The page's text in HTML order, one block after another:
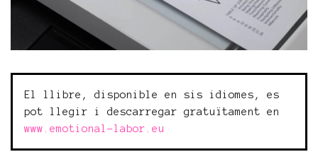
El llibre, disponible en sis idiomes, es
pot llegir i descarregar gratuïtament en
www.emotional-labor.eu